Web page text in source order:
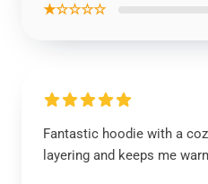
★☆☆☆☆
Fantastic hoodie with a
layering and keeps me